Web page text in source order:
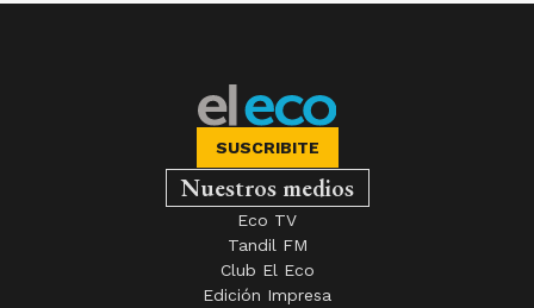
SUSCRIBITE
Nuestros medios
Eco TV
Tandil FM
Club El Eco
Edición Impresa